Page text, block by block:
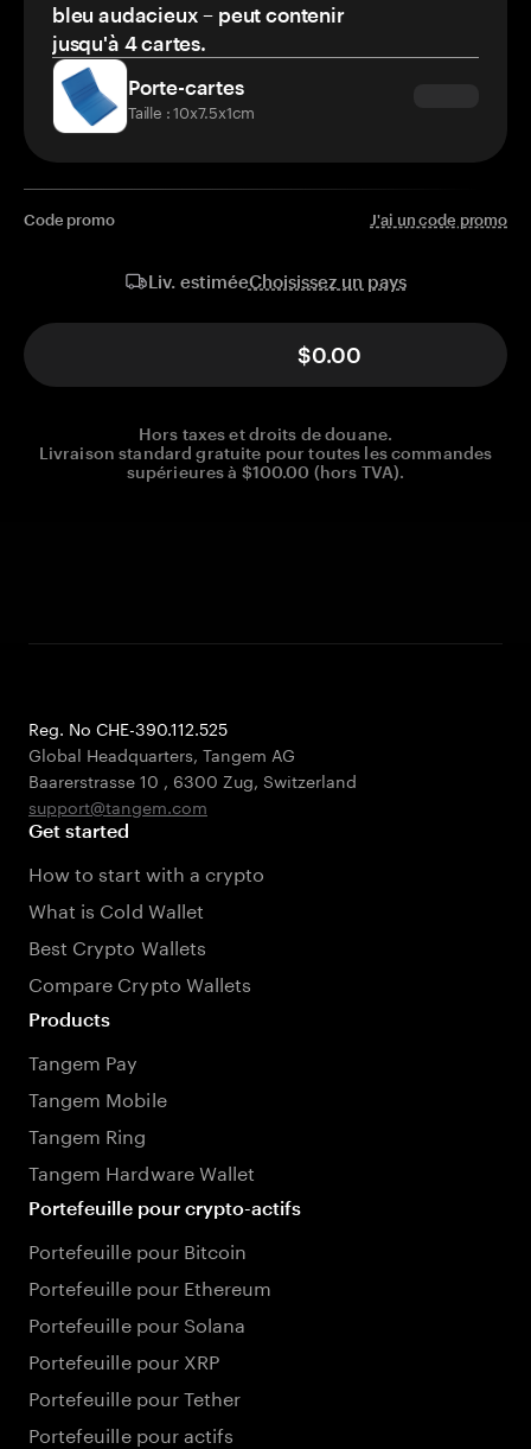
bleu audacieux – peut contenir
jusqu'à 4 cartes.
Porte-cartes
Taille : 10x7.5x1cm
Code promo J'ai un code promo
Liv. estiméeChoisissez un pays
$0.00
Hors taxes et droits de douane.
Livraison standard gratuite pour toutes les commandes
supérieures à $100.00 (hors TVA).
Reg. No CHE-390.112.525
Global Headquarters, Tangem AG
Baarerstrasse 10 , 6300 Zug, Switzerland
support@tangem.com
Get started
How to start with a crypto
What is Cold Wallet
Best Crypto Wallets
Compare Crypto Wallets
Products
Tangem Pay
Tangem Mobile
Tangem Ring
Tangem Hardware Wallet
Portefeuille pour crypto-actifs
Portefeuille pour Bitcoin
Portefeuille pour Ethereum
Portefeuille pour Solana
Portefeuille pour XRP
Portefeuille pour Tether
Portefeuille pour actifs